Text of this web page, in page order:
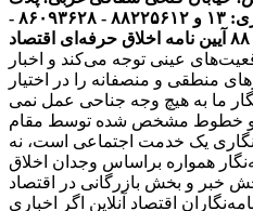
تلفن دفتر مرکزی: ۱۳ و ۸۸۲۲۵۶۱۲ - ۸۶۰۹۳۶۲۸ -
آیین نامه اخلاق حرفه‌ای اقتصاد
عینی توجه می‌کند و اخبار
منطقی و منصفانه را در اختیار
ما به هیچ وجه جناحی عمل نمی
و خطوط مشخص شده توسط مقام
۲- روزنامه‌نگاری یک خدمت اجتماعی است، نه
همواره براساس وجدان اخلاق
خبر و بخش بازرگانی در اقتصاد
مجزا هستند. ۳- روزنامه‌نگاران اقتصاد آنلاین اگر اخباری